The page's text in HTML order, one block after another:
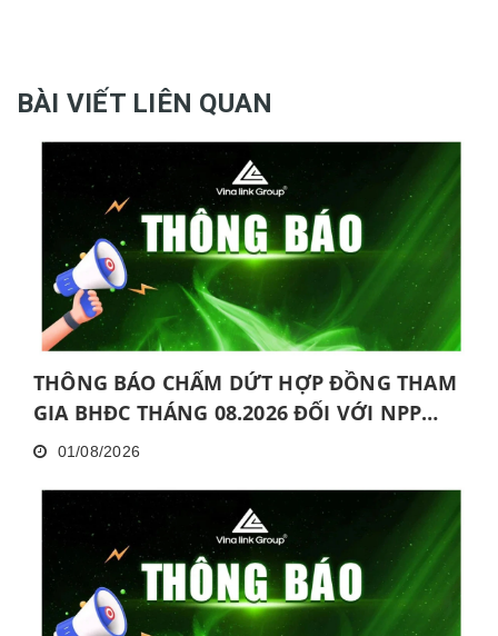
BÀI VIẾT LIÊN QUAN
THÔNG BÁO CHẤM DỨT HỢP ĐỒNG THAM
GIA BHĐC THÁNG 08.2026 ĐỐI VỚI NPP
KHÔNG HOÀN THÀNH MỨC NĂNG ĐỘNG
HOÀN THÀNH ĐÀO TẠO CƠ BẢN TRONG 30
NGÀY
01/08/2026